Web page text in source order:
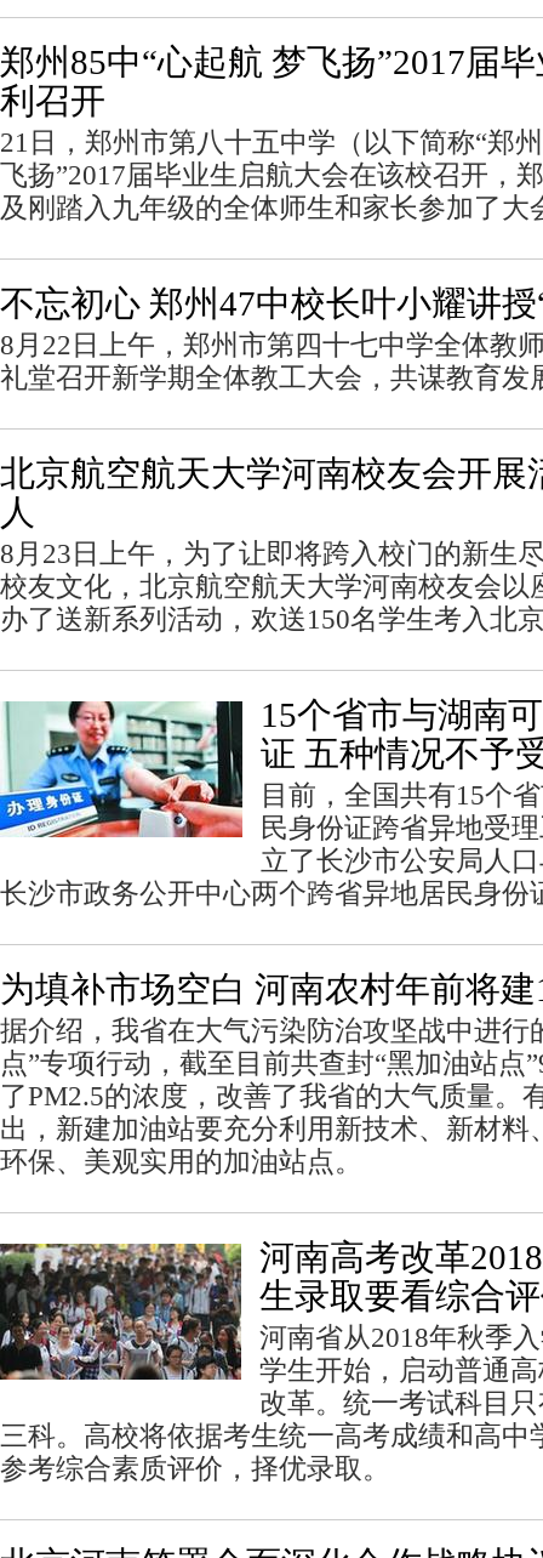
郑州85中“心起航 梦飞扬”2017届
利召开
21日，郑州市第八十五中学（以下简称“郑
飞扬”2017届毕业生启航大会在该校召开，
及刚踏入九年级的全体师生和家长参加了大
不忘初心 郑州47中校长叶小耀讲
8月22日上午，郑州市第四十七中学全体教
礼堂召开新学期全体教工大会，共谋教育发
北京航空航天大学河南校友会开展
人
8月23日上午，为了让即将跨入校门的新生
校友文化，北京航空航天大学河南校友会以
办了送新系列活动，欢送150名学生考入北
15个省市与湖南
证 五种情况不予
目前，全国共有15个
民身份证跨省异地受
立了长沙市公安局人
长沙市政务公开中心两个跨省异地居民身份
为填补市场空白 河南农村年前将
据介绍，我省在大气污染防治攻坚战中进行
点”专项行动，截至目前共查封“黑加油站点
了PM2.5的浓度，改善了我省的大气质量。
出，新建加油站要充分利用新技术、新材料
环保、美观实用的加油站点。
河南高考改革
生录取要看综合
河南省从2018年秋季
学生开始，启动普通
改革。统一考试科目
三科。高校将依据考生统一高考成绩和高中
参考综合素质评价，择优录取。